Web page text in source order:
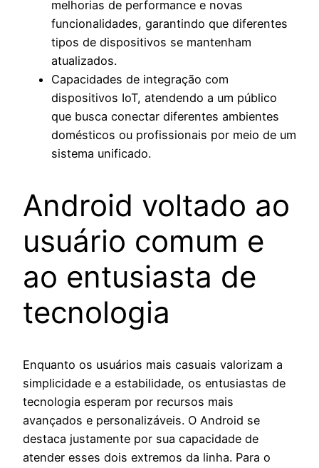
melhorias de performance e novas
funcionalidades, garantindo que diferentes
tipos de dispositivos se mantenham
atualizados.
Capacidades de integração com
dispositivos IoT, atendendo a um público
que busca conectar diferentes ambientes
domésticos ou profissionais por meio de um
sistema unificado.
Android voltado ao
usuário comum e
ao entusiasta de
tecnologia
Enquanto os usuários mais casuais valorizam a
simplicidade e a estabilidade, os entusiastas de
tecnologia esperam por recursos mais
avançados e personalizáveis. O Android se
destaca justamente por sua capacidade de
atender esses dois extremos da linha. Para o